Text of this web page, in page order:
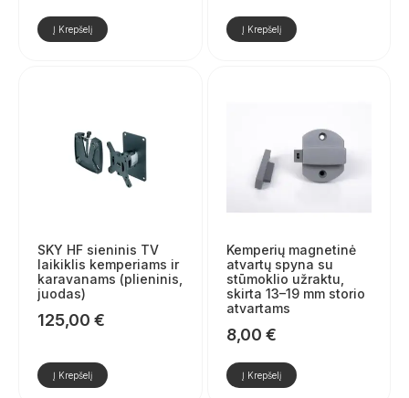
Į Krepšelį Į Krepšelį
SKY HF sieninis TV
laikiklis kemperiams ir
karavanams (plieninis,
juodas)
125,00 €
Į Krepšelį
Kemperių magnetinė
atvartų spyna su
stūmoklio užraktu,
skirta 13–19 mm storio
atvartams
8,00 €
Į Krepšelį